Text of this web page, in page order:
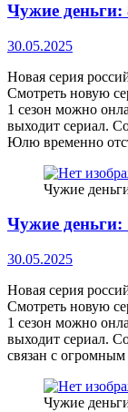
Чужие деньги:
30.05.2025
Новая серия
Смотреть новую
1 сезон можно
выходит сериал.
Юлю временно
Чужие
Чужие деньги:
30.05.2025
Новая серия
Смотреть новую
1 сезон можно
выходит сериал.
связан с
Чужие